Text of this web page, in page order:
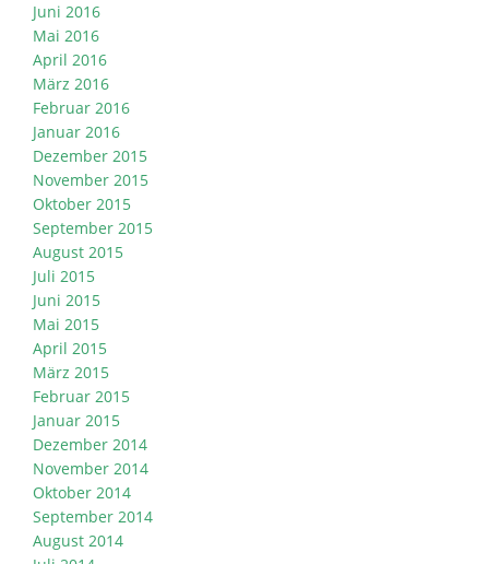
Juni 2016
Mai 2016
April 2016
März 2016
Februar 2016
Januar 2016
Dezember 2015
November 2015
Oktober 2015
September 2015
August 2015
Juli 2015
Juni 2015
Mai 2015
April 2015
März 2015
Februar 2015
Januar 2015
Dezember 2014
November 2014
Oktober 2014
September 2014
August 2014